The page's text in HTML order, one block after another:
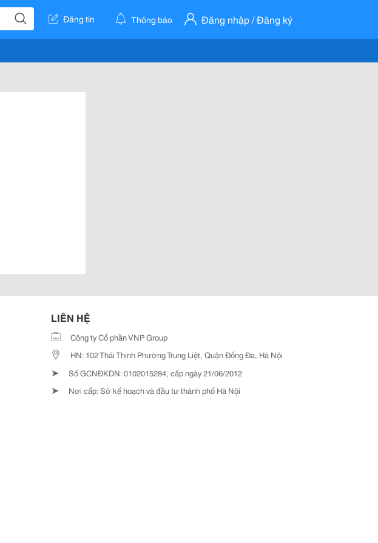
Đăng tin Thông báo Đăng nhập / Đăng ký
LIÊN HỆ
Công ty Cổ phần VNP Group
HN: 102 Thái Thịnh Phường Trung Liệt, Quận Đống Đa, Hà Nội
➤ Số GCNĐKDN: 0102015284, cấp ngày 21/06/2012
➤ Nơi cấp: Sở kế hoạch và đầu tư thành phố Hà Nội